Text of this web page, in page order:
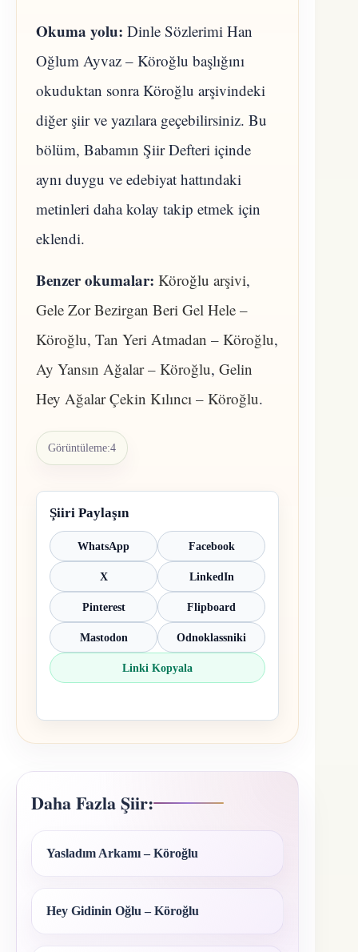
Okuma yolu: Dinle Sözlerimi Han
Oğlum Ayvaz – Köroğlu başlığını
okuduktan sonra Köroğlu arşivindeki
diğer şiir ve yazılara geçebilirsiniz. Bu
bölüm, Babamın Şiir Defteri içinde
aynı duygu ve edebiyat hattındaki
metinleri daha kolay takip etmek için
eklendi.
Benzer okumalar: Köroğlu arşivi,
Gele Zor Bezirgan Beri Gel Hele –
Köroğlu, Tan Yeri Atmadan – Köroğlu,
Ay Yansın Ağalar – Köroğlu, Gelin
Hey Ağalar Çekin Kılıncı – Köroğlu.
Görüntüleme:4
Şiiri Paylaşın
WhatsApp Facebook
X LinkedIn
Pinterest Flipboard
Mastodon Odnoklassniki
Linki Kopyala
Daha Fazla Şiir:
Yasladım Arkamı – Köroğlu
Hey Gidinin Oğlu – Köroğlu